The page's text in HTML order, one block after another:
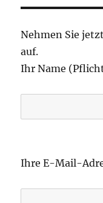
Nehmen Sie
auf.
Ihr Name
i
Ihre E-Mail-